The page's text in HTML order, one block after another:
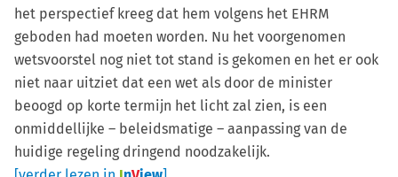
het perspectief kreeg dat hem volgens het EHRM
geboden had moeten worden. Nu het voorgenomen
wetsvoorstel nog niet tot stand is gekomen en het er ook
niet naar uitziet dat een wet als door de minister
beoogd op korte termijn het licht zal zien, is een
onmiddellijke – beleidsmatige – aanpassing van de
huidige regeling dringend noodzakelijk.